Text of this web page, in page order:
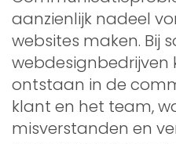
aanzienlijk nadeel
websites maken. Bij
webdesignbedrijven
ontstaan in de
klant en het team,
misverstanden en